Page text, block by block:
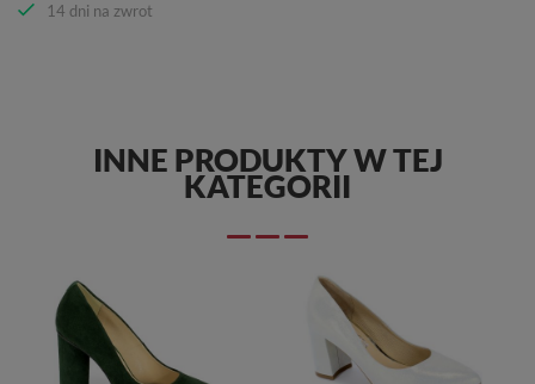
14 dni na zwrot
INNE PRODUKTY W TEJ
KATEGORII